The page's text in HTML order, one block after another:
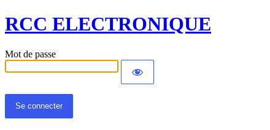
RCC ELECTRONIQUE
Mot de passe